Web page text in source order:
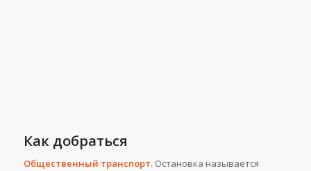
Как добраться
Общественный транспорт.Остановка называется